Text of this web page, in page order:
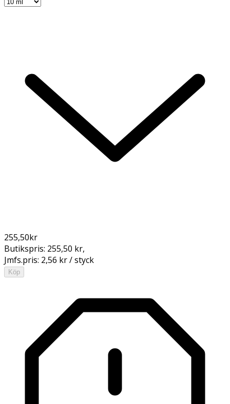
255,50kr
Butikspris: 255,50 kr,
Jmfs.pris: 2,56 kr / styck
Köp